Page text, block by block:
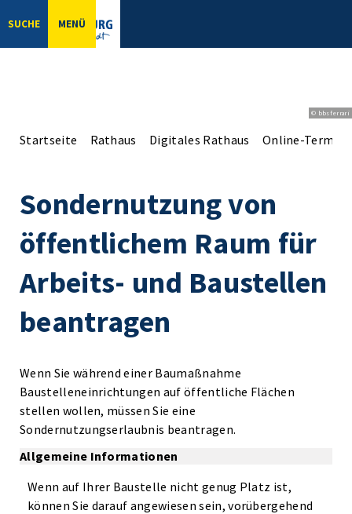
SUCHE MENÜ
© bbsferrari
Startseite Rathaus Digitales Rathaus Online-
Sondernutzung von
öffentlichem Raum für
Arbeits- und Baustellen
beantragen
Wenn Sie während einer Baumaßnahme
Baustelleneinrichtungen auf öffentliche Flächen
stellen wollen, müssen Sie eine
Sondernutzungserlaubnis beantragen.
Allgemeine Informationen
Wenn auf Ihrer Baustelle nicht genug Platz ist,
können Sie darauf angewiesen sein, vorübergehend